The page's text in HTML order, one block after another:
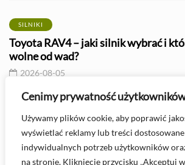
Cenimy prywatność
Używamy plików cookie, aby poprawić
wyświetlać reklamy lub treści
indywidualnych potrzeb użytkowników
na stronie. Kliknięcie przycisku „Akceptuj
SILNIKI
Toyota RAV4 – jaki silnik wybrać i
wolne od wad?
2026-08-05
Zapchany filtr powietrza - objawy i
2026-08-05